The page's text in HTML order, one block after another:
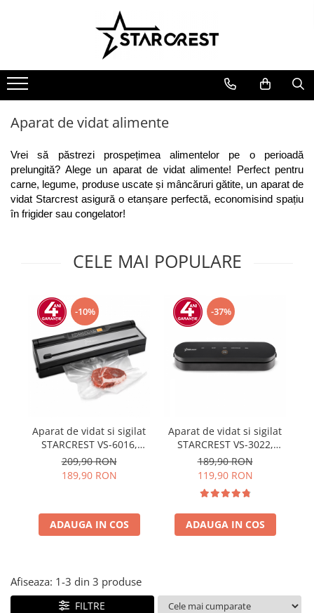
Electrocasnice Mari
Aparate frigorifice
Combină frigorifică
Congelator
Frigider
Ladă frigorifică
Vitrină frigorifică
Vitrină de vinuri
Masini de spalat vase
Cuptor electric
Electrocasnice Mici
Electrocasnice bucătărie
Accesorii bucătărie
Aparat clătite
Aparat popcorn
Aparat vafe
Aparat de vidat alimente
Role pungi vidat
Blendere & Tocatoare
Air fryer - Friteuză cu aer cald
Mașină de făcut gheață
Prăjitor de pâine
Robot de bucătărie
Sandwich maker
Fier de călcat
Dispozitive smart home
Ingrijire personală
Aparate & Accesorii ingrijire
Aparat de vidat alimente
Vrei să păstrezi prospețimea alimentelor pe o perioadă
prelungită? Alege un aparat de vidat alimente! Perfect pentru
carne, legume, produse uscate și mâncăruri gătite, un aparat de
vidat Starcrest asigură o etanșare perfectă, economisind spațiu
în frigider sau congelator!
CELE MAI POPULARE
-10%
Aparat de vidat si sigilat
STARCREST VS-6016,
110W, Touch Control, 5
Functii, Furtun de vidare
caserole, Cutter
209,90 RON
189,90 RON
ADAUGA IN COS
-37%
Aparat de vidat si sigilat
STARCREST VS-3022,
Panou comanda Touch ,
Vidare umed/uscata, 5
Functii, Ideal pentru
alimente sensibile, Cutter
incorporat, 10 Pungi
incluse, Negru
189,90 RON
119,90 RON
ADAUGA IN COS
Afiseaza: 1-3 din 3 produse
FILTRE